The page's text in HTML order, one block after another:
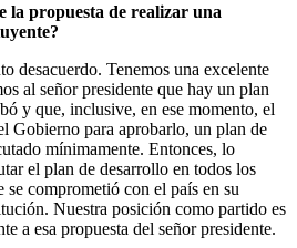
la propuesta de realizar una
desacuerdo. Tenemos una excelente
al señor presidente que hay un plan
y que, inclusive, en ese momento, el
Gobierno para aprobarlo, un plan de
mínimamente. Entonces, lo
el plan de desarrollo en todos los
comprometió con el país en su
Nuestra posición como partido es
a esa propuesta del señor presidente.